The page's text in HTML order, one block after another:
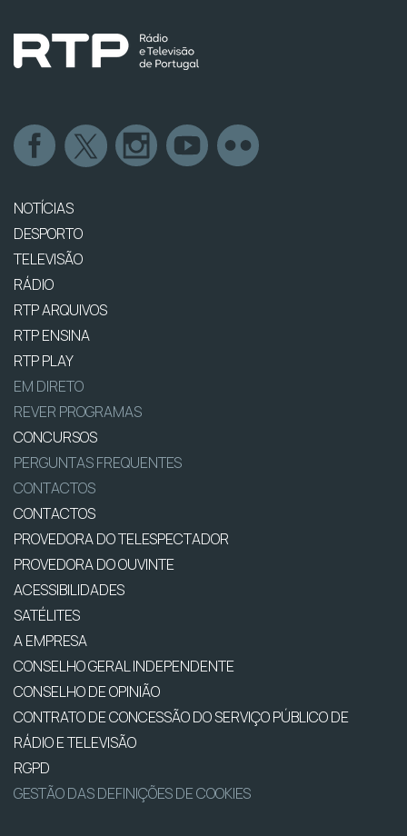
NOTÍCIAS
DESPORTO
TELEVISÃO
RÁDIO
RTP ARQUIVOS
RTP ENSINA
RTP PLAY
EM DIRETO
REVER PROGRAMAS
CONCURSOS
PERGUNTAS FREQUENTES
CONTACTOS
CONTACTOS
PROVEDORA DO TELESPECTADOR
PROVEDORA DO OUVINTE
ACESSIBILIDADES
SATÉLITES
A EMPRESA
CONSELHO GERAL INDEPENDENTE
CONSELHO DE OPINIÃO
CONTRATO DE CONCESSÃO DO SERVIÇO PÚBLICO DE
RÁDIO E TELEVISÃO
RGPD
GESTÃO DAS DEFINIÇÕES DE COOKIES